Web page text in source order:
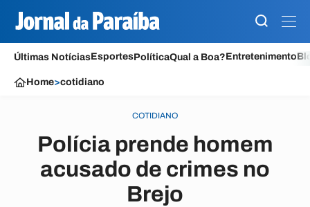
Últimas NotíciasEsportesPolíticaQual a Boa?Entretenimento
Home>cotidiano
COTIDIANO
Polícia prende homem
acusado de crimes no
Brejo